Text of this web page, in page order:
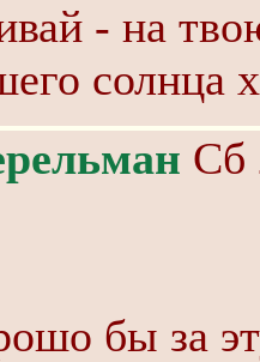
- на
солнца
Сб
бы за